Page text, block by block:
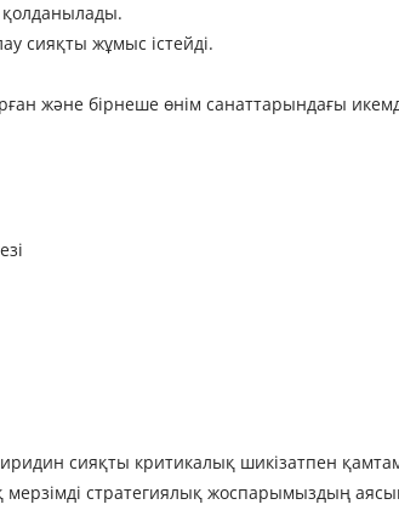
қолданылады.
сияқты жұмыс істейді.
және бірнеше өнім санаттарындағы
сияқты критикалық шикізатпен
мерзімді стратегиялық жоспарымыздың